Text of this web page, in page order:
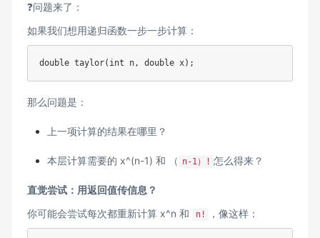
❓问题来了：
如果我们想用递归函数一步一步计算：
那么问题是：
上一项计算的结果在哪里？
本层计算需要的 x^(n-1) 和 （ n-1）! 怎么得来？
直觉尝试：用返回值传信息？
你可能会尝试每次都重新计算 x^n 和
n! ，像这样：